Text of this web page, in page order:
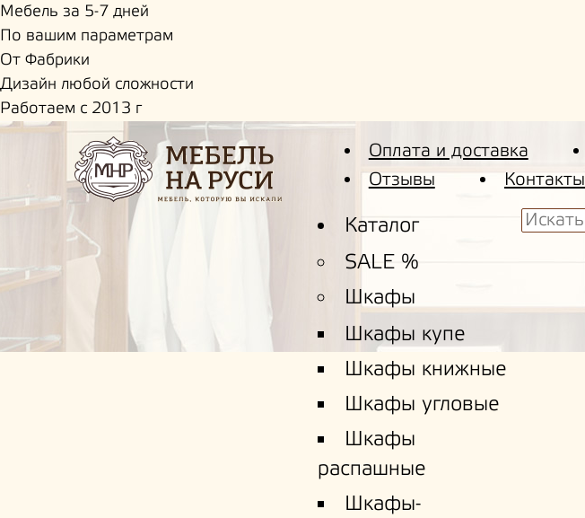
Мебель за 5-7 дней
По вашим параметрам
От Фабрики
Дизайн любой сложности
Работаем с 2013 г
Оплата и доставка
Отзывы
Контакты
Каталог
SALE %
Шкафы
Шкафы купе
Шкафы книжные
Шкафы угловые
Шкафы
распашные
Шкафы-